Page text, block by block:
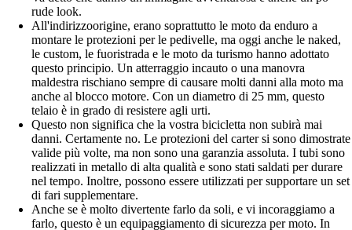
rude look.
All'indirizzoorigine, erano soprattutto le moto da enduro a
montare le protezioni per le pedivelle, ma oggi anche le naked,
le custom, le fuoristrada e le moto da turismo hanno adottato
questo principio. Un atterraggio incauto o una manovra
maldestra rischiano sempre di causare molti danni alla moto ma
anche al blocco motore. Con un diametro di 25 mm, questo
telaio è in grado di resistere agli urti.
Questo non significa che la vostra bicicletta non subirà mai
danni. Certamente no. Le protezioni del carter si sono dimostrate
valide più volte, ma non sono una garanzia assoluta. I tubi sono
realizzati in metallo di alta qualità e sono stati saldati per durare
nel tempo. Inoltre, possono essere utilizzati per supportare un set
di fari supplementare.
Anche se è molto divertente farlo da soli, e vi incoraggiamo a
farlo, questo è un equipaggiamento di sicurezza per moto. In